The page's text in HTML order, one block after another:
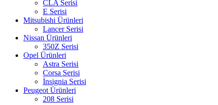
CLA Serisi
E Serisi
Mitsubishi Ürünleri
Lancer Serisi
Nissan Ürünleri
350Z Serisi
Opel Ürünleri
Astra Serisi
Corsa Serisi
İnsignia Serisi
Peugeot Ürünleri
208 Serisi